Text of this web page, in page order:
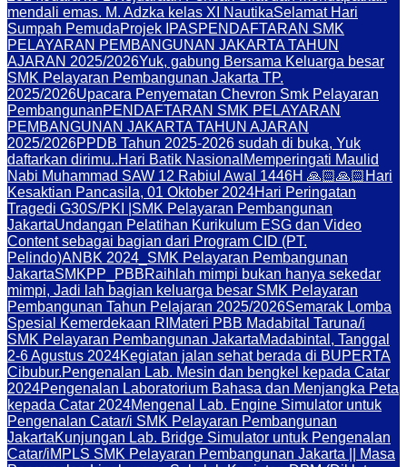
mendali emas. M. Adzka kelas XI NautikaSelamat Hari
Sumpah PemudaProjek IPASPENDAFTARAN SMK
PELAYARAN PEMBANGUNAN JAKARTA TAHUN
AJARAN 2025/2026Yuk, gabung Bersama Keluarga besar
SMK Pelayaran Pembangunan Jakarta TP.
2025/2026Upacara Penyematan Chevron Smk Pelayaran
PembangunanPENDAFTARAN SMK PELAYARAN
PEMBANGUNAN JAKARTA TAHUN AJARAN
2025/2026PPDB Tahun 2025-2026 sudah di buka, Yuk
daftarkan dirimu..Hari Batik Nasional Memperingati Maulid
Nabi Muhammad SAW 12 Rabiul Awal 1446H 🙏🏻🙏🏻 Hari
Kesaktian Pancasila, 01 Oktober 2024Hari Peringatan
Tragedi G30S/PKI |SMK Pelayaran Pembangunan
JakartaUndangan Pelatihan Kurikulum ESG dan Video
Content sebagai bagian dari Program CID (PT.
Pelindo)ANBK 2024_SMK Pelayaran Pembangunan
JakartaSMKPP_PBBRaihlah mimpi bukan hanya sekedar
mimpi, Jadi lah bagian keluarga besar SMK Pelayaran
Pembangunan Tahun Pelajaran 2025/2026Semarak Lomba
Spesial Kemerdekaan RI Materi PBB Madabital Taruna/i
SMK Pelayaran Pembangunan JakartaMadabintal, Tanggal
2-6 Agustus 2024Kegiatan jalan sehat berada di BUPERTA
Cibubur.Pengenalan Lab. Mesin dan bengkel kepada Catar
2024Pengenalan Laboratorium Bahasa dan Menjangka Peta
kepada Catar 2024Mengenal Lab. Engine Simulator untuk
Pengenalan Catar/i SMK Pelayaran Pembangunan
JakartaKunjungan Lab. Bridge Simulator untuk Pengenalan
Catar/iMPLS SMK Pelayaran Pembangunan Jakarta || Masa